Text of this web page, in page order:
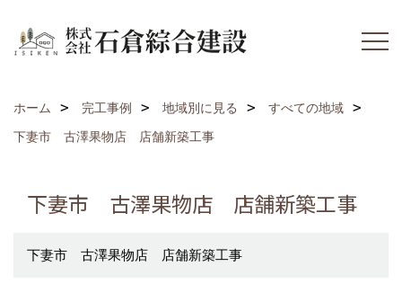
ホーム 完工事例 地域別に見る
すべての地域
下妻市 古澤果物店 店舗新築工事
下妻市 古澤果物店 店舗新築工事
下妻市 古澤果物店 店舗新築工事